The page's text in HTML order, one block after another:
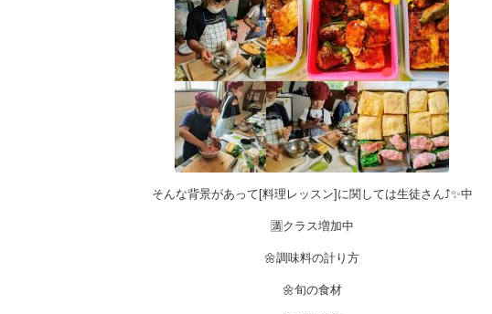
そんな背景があって[料理レッスン]に関しては生徒さん⤴️✨中
🈵クラス増加中
🌼調味料の計り方
🌼旬の食材